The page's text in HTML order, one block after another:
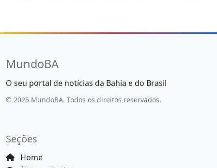
MundoBA
O seu portal de notícias da Bahia e do Brasil
© 2025 MundoBA. Todos os direitos reservados.
Seções
Home